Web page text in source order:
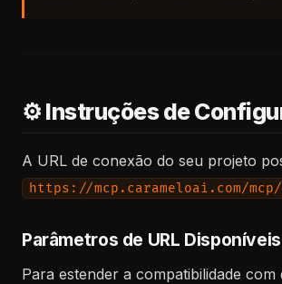
⚙️ Instruções de
A URL de conexão do seu projeto
https://mcp.carameloai.com/mcp/
Parâmetros de URL Disponíveis
Para estender a compatibilidade